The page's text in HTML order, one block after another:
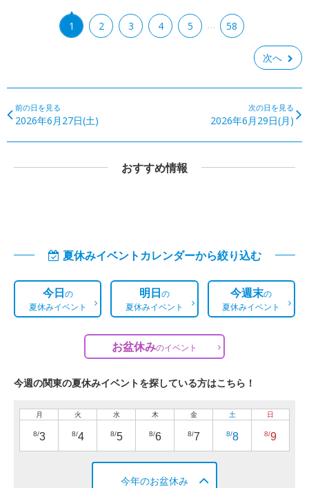
1 2 3 4 5 … 58
次へ
前の日を見る
2026年6月27日(土)
次の日を見る
2026年6月29日(月)
おすすめ情報
夏休みイベントカレンダーから絞り込む
今日の
夏休みイベント
明日の
夏休みイベント
今週末の
夏休みイベント
お盆休みのイベント
今週の関東の夏休みイベントを探している方はこちら！
月
8/3
火
8/4
水
8/5
木
8/6
金
8/7
土
8/8
日
8/9
今年のお盆休み